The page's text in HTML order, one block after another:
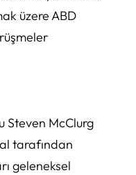
üzere ABD
Steven McClurg
tarafından
geleneksel